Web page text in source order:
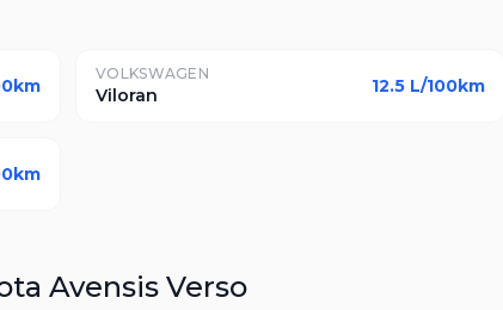
VOLKSWAGEN
Viloran 12.5 L/100km
Avensis Verso